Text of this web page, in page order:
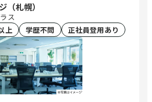
（札幌）
ス
上
学歴不問 正社員登用あり